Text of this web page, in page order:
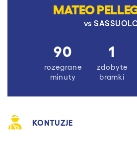
MATEO
vs
90
rozegrane
minuty
1
zdobyte
bramki
KONTUZJE